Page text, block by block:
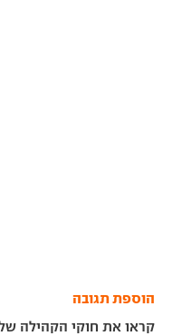
הוספת תגובה
קראו את חוקי הקהילה